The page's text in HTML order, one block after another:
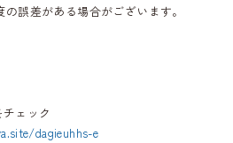
誤差がある場合がございます。
ェック
dagieuhhs-e